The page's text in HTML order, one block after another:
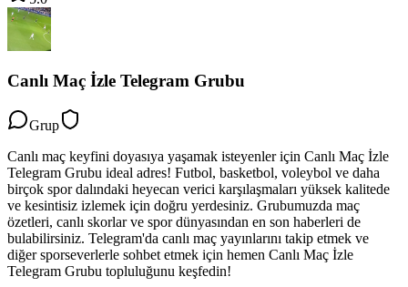
Canlı Maç İzle Telegram Grubu
Grup
Canlı maç keyfini doyasıya yaşamak isteyenler için Canlı Maç İzle
Telegram Grubu ideal adres! Futbol, basketbol, voleybol ve daha
birçok spor dalındaki heyecan verici karşılaşmaları yüksek kalitede
ve kesintisiz izlemek için doğru yerdesiniz. Grubumuzda maç
özetleri, canlı skorlar ve spor dünyasından en son haberleri de
bulabilirsiniz. Telegram'da canlı maç yayınlarını takip etmek ve
diğer sporseverlerle sohbet etmek için hemen Canlı Maç İzle
Telegram Grubu topluluğunu keşfedin!